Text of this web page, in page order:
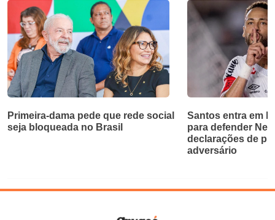
Primeira-dama pede que rede social
seja bloqueada no Brasil
Santos entra em
para defender
declarações de
adversário